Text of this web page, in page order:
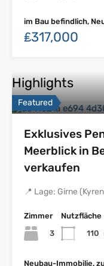
im Bau befindlich,
₤317,000
Highlights
Featured
Exklusives
Meerblick in
verkaufen
📍 Lage: Girne
Zimmer
3
Nutzfläche
110
Neubau-Immobilie,